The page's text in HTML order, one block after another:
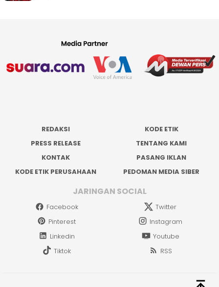
REDAKSI
KODE ETIK
PRESS RELEASE
TENTANG KAMI
KONTAK
PASANG IKLAN
KODE ETIK PERUSAHAAN
PEDOMAN MEDIA SIBER
JARINGAN SOCIAL
Facebook
Twitter
Pinterest
Instagram
Linkedin
Youtube
Tiktok
RSS